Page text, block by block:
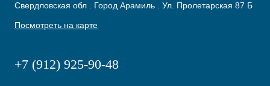
Свердловская обл . Город Арамиль . Ул. Пролетарская 87 Б
Посмотреть на карте
+7 (912) 925-90-48